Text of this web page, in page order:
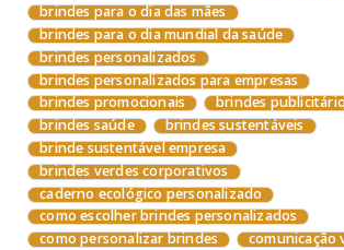
brindes para o dia das mães
brindes para o dia mundial da saúde
brindes personalizados
brindes personalizados para empresas
brindes promocionais
brindes
brindes saúde
brindes sustentáveis
brinde sustentável empresa
brindes verdes corporativos
caderno ecológico personalizado
como escolher brindes personalizados
como personalizar brindes
comunicação